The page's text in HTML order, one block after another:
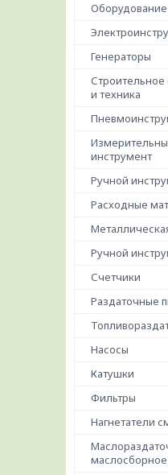
Оборудование
Генераторы
и техника
инструмент
Ручной
Расходные
Ручной
Счетчики
Раздаточные
Насосы
Катушки
Фильтры
Нагнетатели